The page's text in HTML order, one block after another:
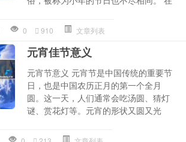
0 910 文章列表
元宵佳节意义
元宵节意义 元宵节是中国传统的重要节
日，也是中国农历正月的第一个全月
圆。这一天，人们通常会吃汤圆、猜灯
谜、赏花灯等。元宵的形状又圆又光